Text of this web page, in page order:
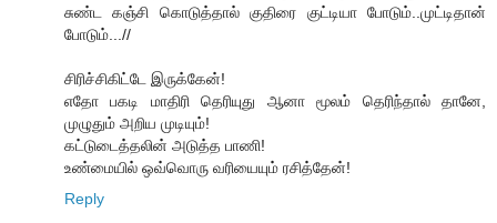
சுண்ட கஞ்சி கொடுத்தால் குதிரை குட்டியா போடும்..முட்டிதான்
போடும்...//
சிரிச்சிகிட்டே இருக்கேன்!
எதோ பகடி மாதிரி தெரியுது ஆனா மூலம் தெரிந்தால் தானே,
முழுதும் அறிய முடியும்!
கட்டுடைத்தலின் அடுத்த பாணி!
உண்மையில் ஒவ்வொரு வரியையும் ரசித்தேன்!
Reply